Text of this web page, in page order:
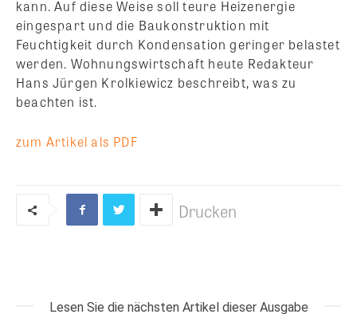
kann. Auf diese Weise soll teure Heizenergie
eingespart und die Baukonstruktion mit
Feuchtigkeit durch Kondensation geringer belastet
werden. Wohnungswirtschaft heute Redakteur
Hans Jürgen Krolkiewicz beschreibt, was zu
beachten ist.
zum Artikel als PDF
Drucken
Lesen Sie die nächsten Artikel dieser Ausgabe